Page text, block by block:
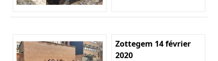
Zottegem 14 février
2020